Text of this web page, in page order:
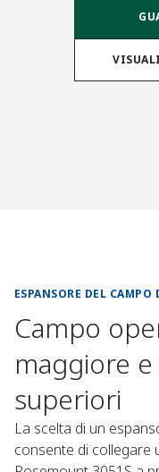
ESPANSORE DEL
Campo
maggiore
superiori​
La scelta di un
consente di collegare